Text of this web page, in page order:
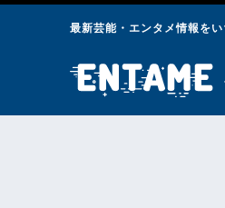
最新芸能・エンタメ情報をい